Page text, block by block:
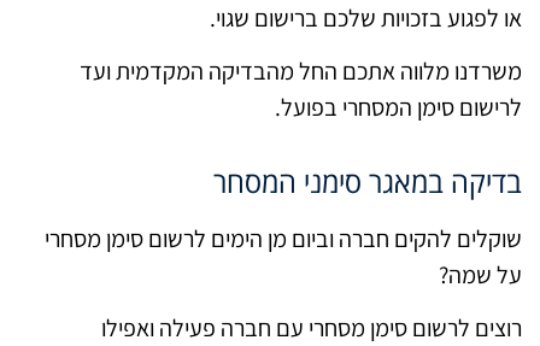
או לפגוע בזכויות שלכם ברישום שגוי.
משרדנו מלווה אתכם החל מהבדיקה המקדמית ועד
לרישום סימן המסחרי בפועל.
בדיקה במאגר סימני המסחר
שוקלים להקים חברה וביום מן הימים לרשום סימן מסחרי
על שמה?
רוצים לרשום סימן מסחרי עם חברה פעילה ואפילו